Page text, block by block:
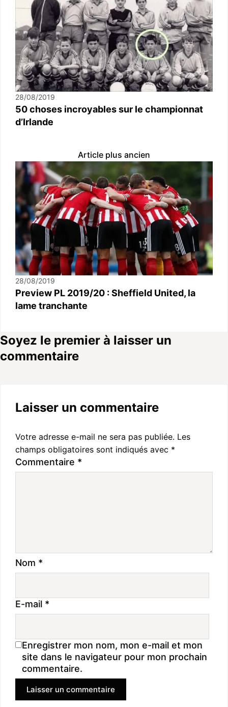
28/08/2019
50 choses incroyables sur le championnat
d’Irlande
Article plus ancien
28/08/2019
Preview PL 2019/20 : Sheffield United, la
lame tranchante
Soyez le premier à laisser un
commentaire
Laisser un commentaire
Votre adresse e-mail ne sera pas publiée. Les
champs obligatoires sont indiqués avec *
Commentaire *
Nom *
E-mail *
Enregistrer mon nom, mon e-mail et mon
site dans le navigateur pour mon prochain
commentaire.